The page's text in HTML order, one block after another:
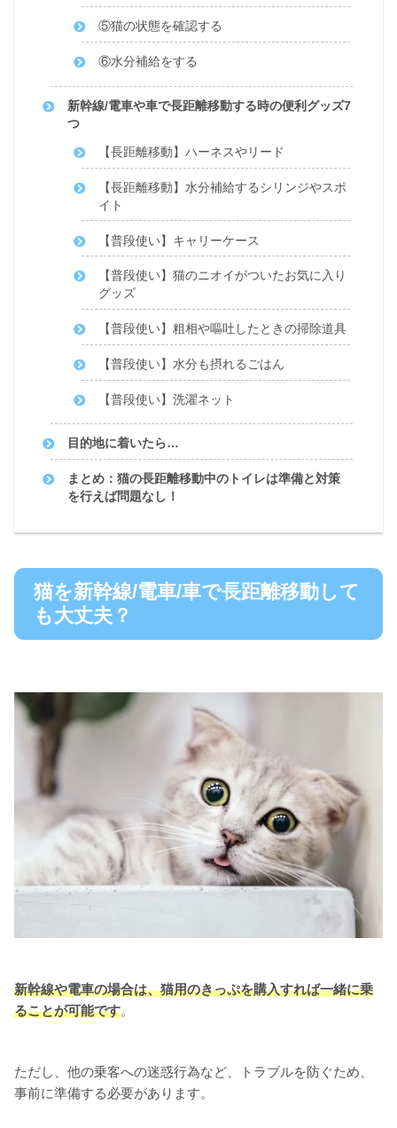
⑤猫の状態を確認する
⑥水分補給をする
新幹線/電車や車で長距離移動する時の便利グッズ7
つ
【長距離移動】ハーネスやリード
【長距離移動】水分補給するシリンジやスポ
イト
【普段使い】キャリーケース
【普段使い】猫のニオイがついたお気に入り
グッズ
【普段使い】粗相や嘔吐したときの掃除道具
【普段使い】水分も摂れるごはん
【普段使い】洗濯ネット
目的地に着いたら…
まとめ：猫の長距離移動中のトイレは準備と対策
を行えば問題なし！
猫を新幹線/電車/車で長距離移動して
も大丈夫？
新幹線や電車の場合は、猫用のきっぷを購入すれば一緒に乗
ることが可能です。
ただし、他の乗客への迷惑行為など、トラブルを防ぐため、
事前に準備する必要があります。